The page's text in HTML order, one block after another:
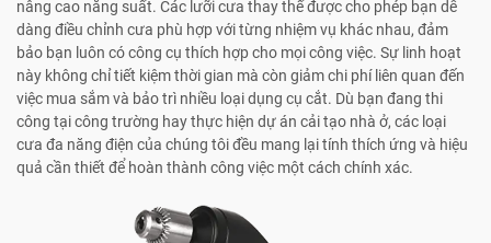
nâng cao năng suất. Các lưỡi cưa thay thế được cho phép bạn dễ
dàng điều chỉnh cưa phù hợp với từng nhiệm vụ khác nhau, đảm
bảo bạn luôn có công cụ thích hợp cho mọi công việc. Sự linh hoạt
này không chỉ tiết kiệm thời gian mà còn giảm chi phí liên quan đến
việc mua sắm và bảo trì nhiều loại dụng cụ cắt. Dù bạn đang thi
công tại công trường hay thực hiện dự án cải tạo nhà ở, các loại
cưa đa năng điện của chúng tôi đều mang lại tính thích ứng và hiệu
quả cần thiết để hoàn thành công việc một cách chính xác.